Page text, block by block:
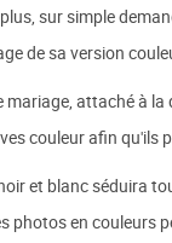
sur simple
de sa version
attaché à
couleur afin qu'ils
et blanc séduira
photos en couleurs